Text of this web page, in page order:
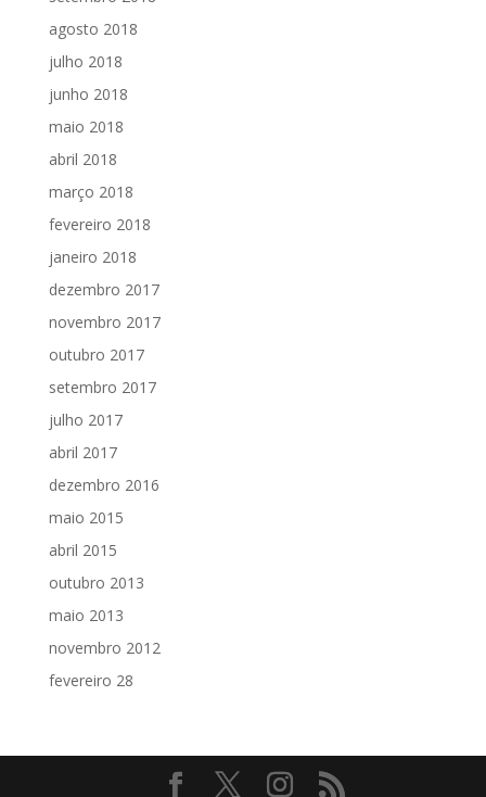
agosto 2018
julho 2018
junho 2018
maio 2018
abril 2018
março 2018
fevereiro 2018
janeiro 2018
dezembro 2017
novembro 2017
outubro 2017
setembro 2017
julho 2017
abril 2017
dezembro 2016
maio 2015
abril 2015
outubro 2013
maio 2013
novembro 2012
fevereiro 28